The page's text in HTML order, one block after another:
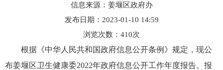
信息来源：姜堰区政府办
发布日期：2023-01-10 14:59
浏览次数： 410次
根据《中华人民共和国政府信息公开条例》规定，现公
布姜堰区卫生健康委2022年政府信息公开工作年度报告。报